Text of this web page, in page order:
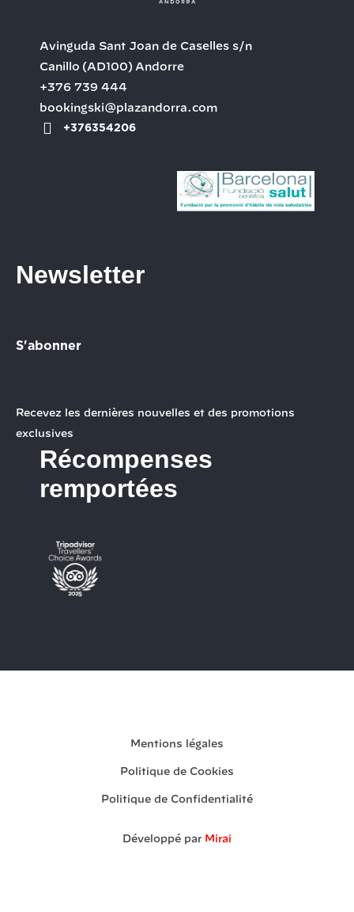
Avinguda Sant Joan de Caselles s/n
Canillo (AD100) Andorre
+376 739 444
bookingski@plazandorra.com
+376354206
Newsletter
S'abonner
Recevez les dernières nouvelles et des promotions
exclusives
Récompenses
remportées
Mentions légales
Politique de Cookies
Politique de Confidentialité
Développé par Mirai